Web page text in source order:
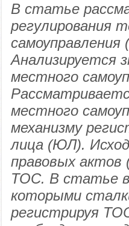
В статье
регулирования
Анализируется
местного
местного
механизму
лица (ЮЛ).
правовых актов
ТОС. В статье
которыми
регистрируя